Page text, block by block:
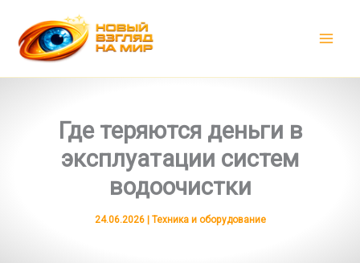
содержимому
Где теряются деньги в
эксплуатации систем
водоочистки
24.06.2026 | Техника и оборудование